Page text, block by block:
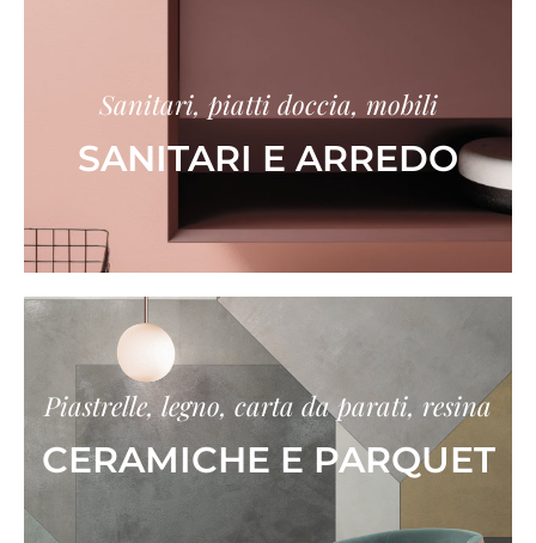
Sanitari, piatti doccia, mobili
SANITARI E ARREDO
Piastrelle, legno, carta da parati, resina
CERAMICHE E PARQUET